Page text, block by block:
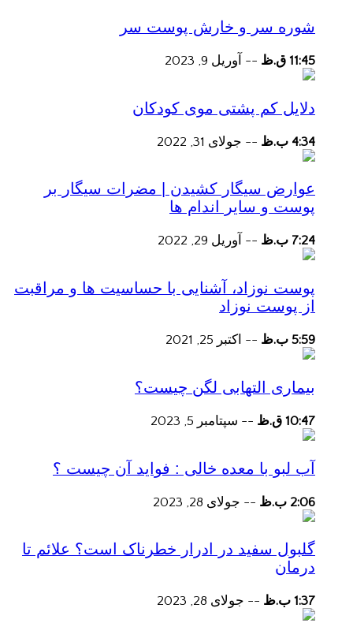
شوره سر و خارش پوست سر
11:45 ق.ظ -- آوریل 9, 2023
دلایل کم پشتی موی کودکان
4:34 ب.ظ -- جولای 31, 2022
عوارض سیگار کشیدن | مضرات سیگار بر
پوست و سایر اندام ها
7:24 ب.ظ -- آوریل 29, 2022
پوست نوزاد، آشنایی با حساسیت ها و مراقبت
از پوست نوزاد
5:59 ب.ظ -- اکتبر 25, 2021
بیماری التهابی لگن چیست؟
10:47 ق.ظ -- سپتامبر 5, 2023
آب لبو با معده خالی : فواید آن چیست ؟
2:06 ب.ظ -- جولای 28, 2023
گلبول سفید در ادرار خطرناک است؟ علائم تا
درمان
1:37 ب.ظ -- جولای 28, 2023